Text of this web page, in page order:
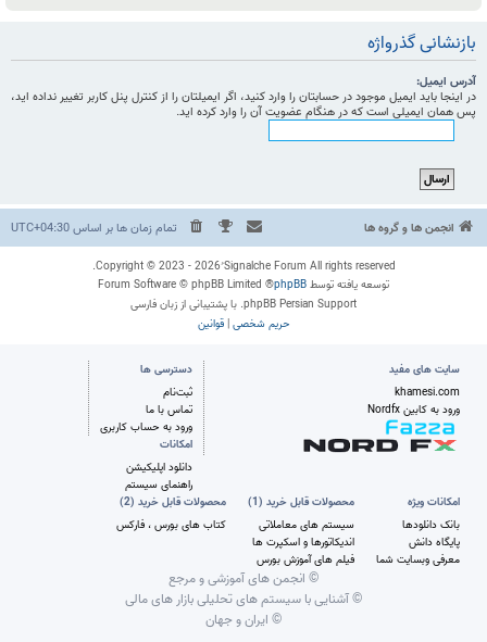
بازنشانی گذرواژه
آدرس ایمیل:
در اینجا باید ایمیل موجود در حسابتان را وارد کنید، اگر ایمیلتان را از کنترل پنل کاربر تغییر نداده اید،
پس همان ایمیلی است که در هنگام عضویت آن را وارد کرده اید.
انجمن ها و گروه ها تمام زمان ها بر اساسUTC+04:30
Copyright © 2023 - 2026 ُSignalche Forum All rights reserved.
توسعه یافته توسطphpBB
® Forum Software © phpBB Limited
phpBB Persian Support. با پشتیبانی از زبان فارسی
حریم شخصی|قوانین
سایت های مفید
khamesi.com
ورود به کابین Nordfx
دسترسی ها
ثبت‌نام
تماس با ما
ورود به حساب کاربری
امکانات
دانلود اپلیکیشن
راهنمای سیستم
امکانات ویژه
بانک دانلودها
پایگاه دانش
معرفی وبسایت شما
محصولات قابل خرید (1)
سیستم های معاملاتی
اندیکاتورها و اسکپرت ها
فیلم های آموزش بورس
محصولات قابل خرید (2)
کتاب های بورس ، فارکس
© انجمن های آموزشی و مرجع
© آشنایی با سیستم های تحلیلی بازار های مالی
© ایران و جهان